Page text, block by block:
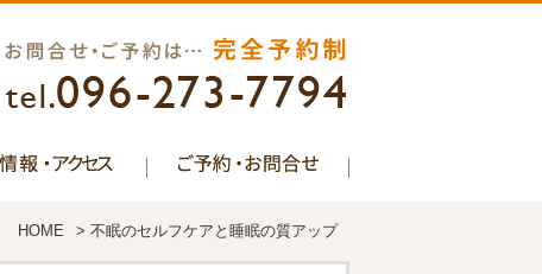
HOME > 不眠のセルフケアと睡眠の質アップ